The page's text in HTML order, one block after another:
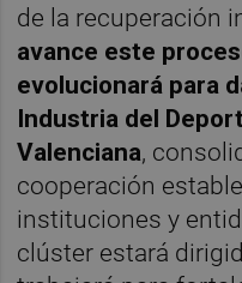
de la recuperación
avance este
evolucionará para
Industria del
Valenciana,
cooperación
instituciones y
clúster estará